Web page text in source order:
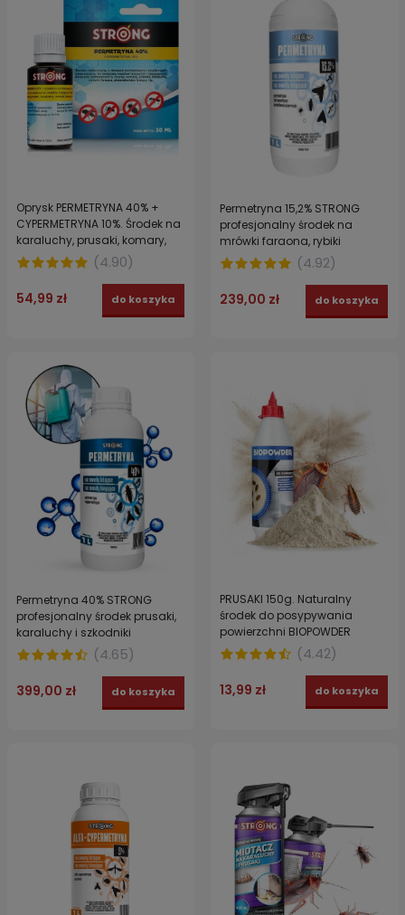
Oprysk PERMETRYNA 40% +
CYPERMETRYNA 10%. Środek na
karaluchy, prusaki, komary,
muchy, mrówki i pleśniakowce
STRONG FORTECA 30 ml
(4.90)
54,99 zł do koszyka
Permetryna 15,2% STRONG
profesjonalny środek na
mrówki faraona, rybiki
cukrowe, muchy, meszki 1 l
(4.92)
239,00 zł do koszyka
Permetryna 40% STRONG
profesjonalny środek prusaki,
karaluchy i szkodniki
magazynowe 1 L
(4.65)
399,00 zł do koszyka
PRUSAKI 150g. Naturalny
środek do posypywania
powierzchni BIOPOWDER
(4.42)
13,99 zł do koszyka